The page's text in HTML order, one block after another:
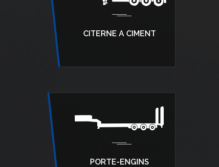
CITERNE A CIMENT
PORTE-ENGINS